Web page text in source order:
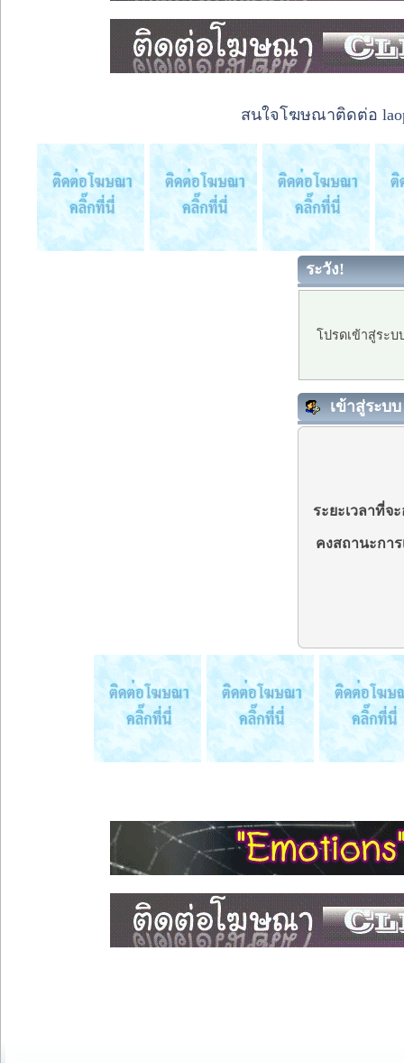
สนใจโฆษณาติดต่อ
ระวัง!
โปรดเข้าสู่ระ
เข้าสู่ระบบ
ระยะเวลาที่จ
คงสถานะกา